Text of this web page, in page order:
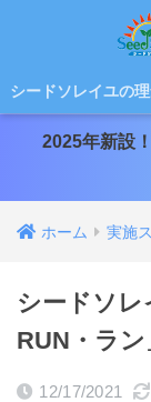
シードソレイユの
2025年新設
ホーム 実施
シードソレ
RUN・ラ
12/17/2021